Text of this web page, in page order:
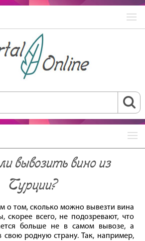
вывозить вино из
Турции?
о том, сколько можно вывезти вина
скорее всего, не подозревают, что
больше не в самом вывозе, а
свою родную страну. Так, например,